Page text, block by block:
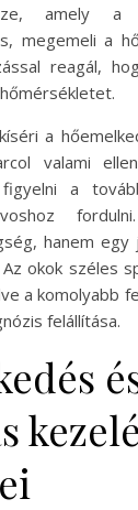
amely a
megemeli a
reagál,
a
valami
figyelni a
hanem egy
okok széles
a komolyabb
felállítása.